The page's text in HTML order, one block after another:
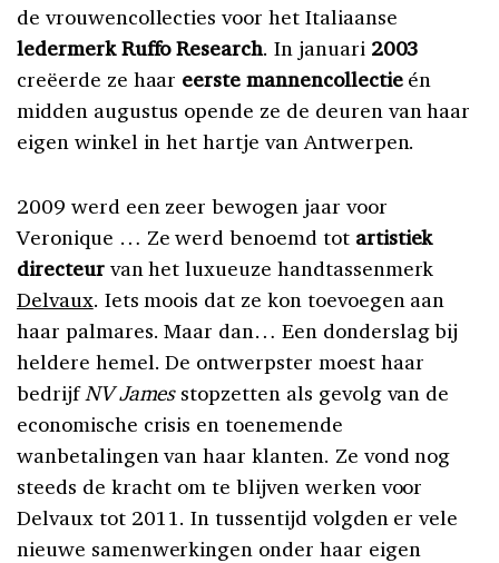
de vrouwencollecties voor het Italiaanse
ledermerk Ruffo Research. In januari 2003
creëerde ze haar eerste mannencollectieén
midden augustus opende ze de deuren van haar
eigen winkel in het hartje van Antwerpen.
2009 werd een zeer bewogen jaar voor
Veronique … Ze werd benoemd tot artistiek
directeurvan het luxueuze handtassenmerk
Delvaux. Iets moois dat ze kon toevoegen aan
haar palmares. Maar dan… Een donderslag bij
heldere hemel. De ontwerpster moest haar
bedrijf NV Jamesstopzetten als gevolg van de
economische crisis en toenemende
wanbetalingen van haar klanten. Ze vond nog
steeds de kracht om te blijven werken voor
Delvaux tot 2011. In tussentijd volgden er vele
nieuwe samenwerkingen onder haar eigen